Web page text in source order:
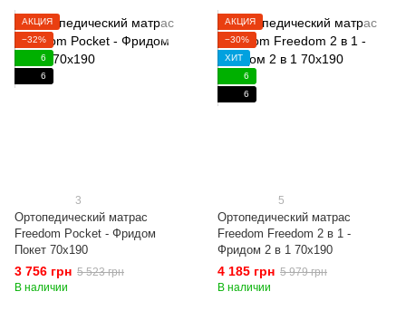
АКЦИЯ
−32%
6
6
3
Ортопедический матрас
Freedom Pocket - Фридом
Покет 70x190
3 756 грн 5 523 грн
В наличии
АКЦИЯ
−30%
ХИТ
6
6
5
Ортопедический матрас
Freedom Freedom 2 в 1 -
Фридом 2 в 1 70x190
4 185 грн 5 979 грн
В наличии